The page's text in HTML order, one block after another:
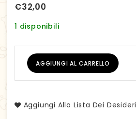
€32,00
1 disponibili
AGGIUNGI AL CARRELLO
Aggiungi Alla Lista Dei Desideri